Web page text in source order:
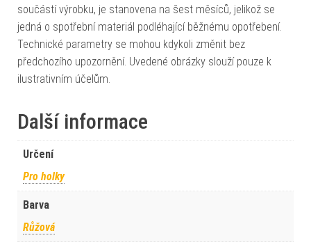
součástí výrobku, je stanovena na šest měsíců, jelikož se
jedná o spotřební materiál podléhající běžnému opotřebení.
Technické parametry se mohou kdykoli změnit bez
předchozího upozornění. Uvedené obrázky slouží pouze k
ilustrativním účelům.
Další informace
Určení
Pro holky
Barva
Růžová